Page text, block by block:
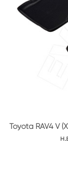
Toyota RAV4 V